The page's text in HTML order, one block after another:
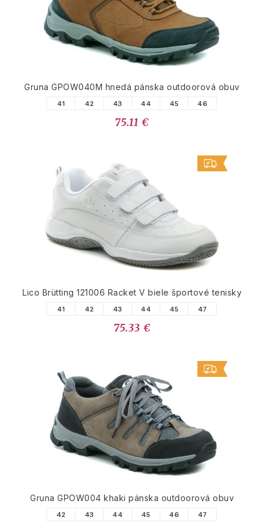
Gruna GPOW040M hnedá pánska outdoorová obuv
41 42 43 44 45 46
75.11 €
Lico Brütting 121006 Racket V biele športové tenisky
41 42 43 44 45 47
75.33 €
Gruna GPOW004 khaki pánska outdoorová obuv
42 43 44 45 46 47